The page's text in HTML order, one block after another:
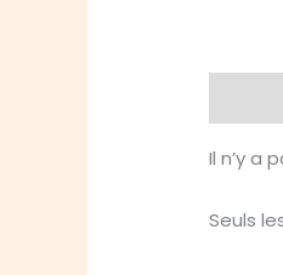
Il n’y a
Seuls